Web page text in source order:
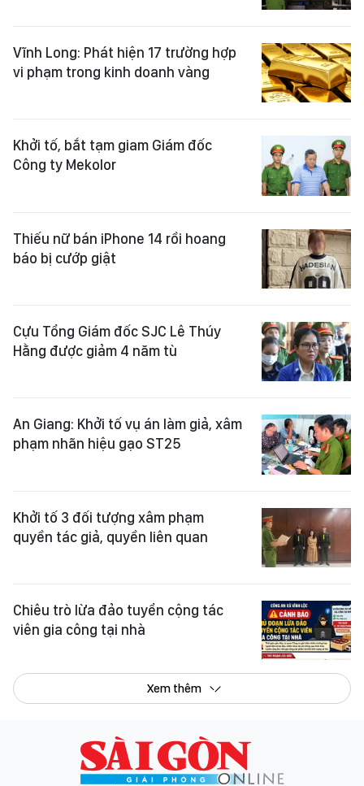
Vĩnh Long: Phát hiện 17 trường hợp
vi phạm trong kinh doanh vàng
Khởi tố, bắt tạm giam Giám đốc
Công ty Mekolor
Thiếu nữ bán iPhone 14 rồi hoang
báo bị cướp giật
Cựu Tổng Giám đốc SJC Lê Thúy
Hằng được giảm 4 năm tù
An Giang: Khởi tố vụ án làm giả, xâm
phạm nhãn hiệu gạo ST25
Khởi tố 3 đối tượng xâm phạm
quyền tác giả, quyền liên quan
Chiêu trò lừa đảo tuyển cộng tác
viên gia công tại nhà
Xem thêm